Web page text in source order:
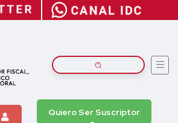
Quiero Ser Suscriptor